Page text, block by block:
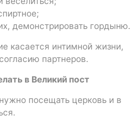
демонстрировать гордыню.
касается интимной жизни,
партнеров.
в Великий пост
посещать церковь и в